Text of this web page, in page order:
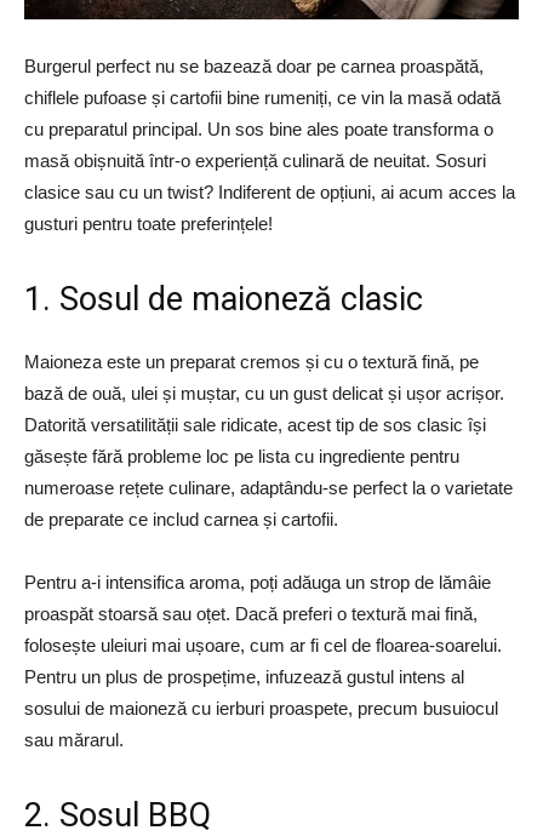
Burgerul perfect nu se bazează doar pe carnea proaspătă,
chiflele pufoase și cartofii bine rumeniți, ce vin la masă odată
cu preparatul principal. Un sos bine ales poate transforma o
masă obișnuită într-o experiență culinară de neuitat. Sosuri
clasice sau cu un twist? Indiferent de opțiuni, ai acum acces la
gusturi pentru toate preferințele!
1. Sosul de maioneză clasic
Maioneza este un preparat cremos și cu o textură fină, pe
bază de ouă, ulei și muștar, cu un gust delicat și ușor acrișor.
Datorită versatilității sale ridicate, acest tip de sos clasic își
găsește fără probleme loc pe lista cu ingrediente pentru
numeroase rețete culinare, adaptându-se perfect la o varietate
de preparate ce includ carnea și cartofii.
Pentru a-i intensifica aroma, poți adăuga un strop de lămâie
proaspăt stoarsă sau oțet. Dacă preferi o textură mai fină,
folosește uleiuri mai ușoare, cum ar fi cel de floarea-soarelui.
Pentru un plus de prospețime, infuzează gustul intens al
sosului de maioneză cu ierburi proaspete, precum busuiocul
sau mărarul.
2. Sosul BBQ